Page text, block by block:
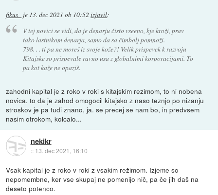
fikus_ je 13. dec 2021 ob 10:52 izjavil:
V tej novici se vidi, da je denarju čisto vseeno, kje kroži, prav
tako lastnikom denarja, samo da sa čimbolj pomnoži.
798. . . ti pa ne moreš iz svoje kože?! Velik prispevek k razvoju
Kitajske so prispevale ravno usa z globalnimi korporacijami. To
pa kot kaže ne opaziš.
zahodni kapital je z roko v roki s kitajskim rezimom, to ni nobena
novica. to da je zahod omogocil kitajsko z naso teznjo po nizanju
stroskov je pa tudi znano, ja. se precej se nam bo, in predvsem
nasim otrokom, kolcalo...
nekikr
:: 13. dec 2021, 16:10
Vsak kapital je z roko v roki z vsakim režimom. Izjeme so
nepomembne, ker vse skupaj ne pomenijo nič, pa če jih daš na
deseto potenco.